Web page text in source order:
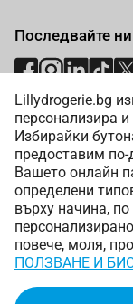
Lillydrogerie.bg
персонализира
Избирайки
предоставим
Вашето онлайн
определени
върху начина,
повече, моля,
ПОЛЗВАНЕ И
Последвайте
Начини на
Начини на